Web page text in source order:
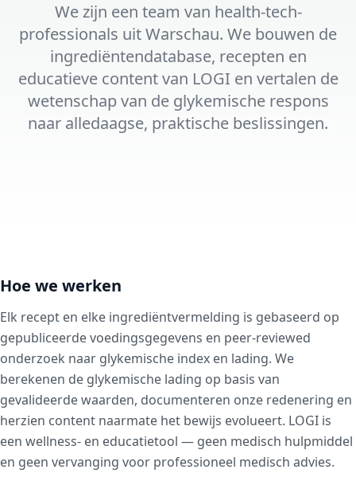
We zijn een team van health-tech-
professionals uit Warschau. We bouwen de
ingrediëntendatabase, recepten en
educatieve content van LOGI en vertalen de
wetenschap van de glykemische respons
naar alledaagse, praktische beslissingen.
Hoe we werken
Elk recept en elke ingrediëntvermelding is gebaseerd op
gepubliceerde voedingsgegevens en peer-reviewed
onderzoek naar glykemische index en lading. We
berekenen de glykemische lading op basis van
gevalideerde waarden, documenteren onze redenering en
herzien content naarmate het bewijs evolueert. LOGI is
een wellness- en educatietool — geen medisch hulpmiddel
en geen vervanging voor professioneel medisch advies.